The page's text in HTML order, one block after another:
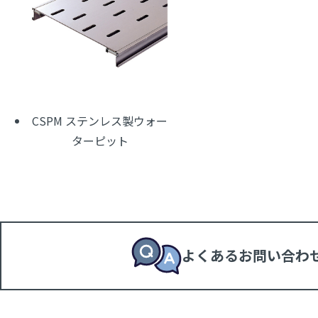
CSPM ステンレス製ウォー
ターピット
よくあるお問い合わ